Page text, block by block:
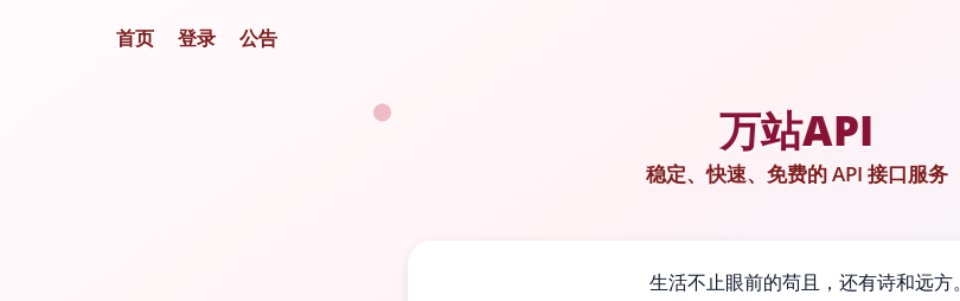
首页 登录 公告
万站API
稳定、快速、免费的 API 接口服务
生活不止眼前的苟且，还有诗和远方。